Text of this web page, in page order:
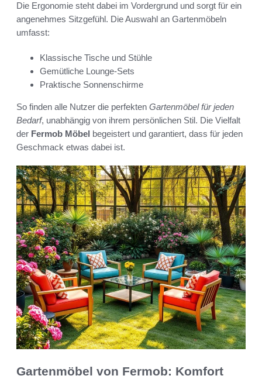
Die Ergonomie steht dabei im Vordergrund und sorgt für ein
angenehmes Sitzgefühl. Die Auswahl an Gartenmöbeln
umfasst:
Klassische Tische und Stühle
Gemütliche Lounge-Sets
Praktische Sonnenschirme
So finden alle Nutzer die perfekten Gartenmöbel für jeden
Bedarf, unabhängig von ihrem persönlichen Stil. Die Vielfalt
der Fermob Möbel begeistert und garantiert, dass für jeden
Geschmack etwas dabei ist.
Gartenmöbel von Fermob: Komfort